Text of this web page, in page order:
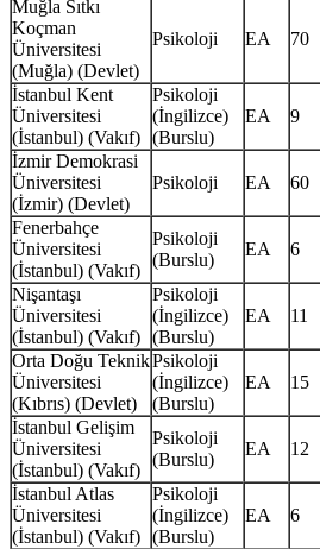
Muğla Sıtkı
Koçman
Üniversitesi
(Muğla) (Devlet)
Psikoloji EA 70
İstanbul Kent
Üniversitesi
(İstanbul) (Vakıf)
Psikoloji
(İngilizce)
(Burslu)
EA 9
İzmir Demokrasi
Üniversitesi
(İzmir) (Devlet)
Psikoloji EA 60
Fenerbahçe
Üniversitesi
(İstanbul) (Vakıf)
Psikoloji
(Burslu)
EA 6
Nişantaşı
Üniversitesi
(İstanbul) (Vakıf)
Psikoloji
(İngilizce)
(Burslu)
EA 11
Orta Doğu Teknik
Üniversitesi
(Kıbrıs) (Devlet)
Psikoloji
(İngilizce)
(Burslu)
EA 15
İstanbul Gelişim
Üniversitesi
(İstanbul) (Vakıf)
Psikoloji
(Burslu)
EA 12
İstanbul Atlas
Üniversitesi
(İstanbul) (Vakıf)
Psikoloji
(İngilizce)
(Burslu)
EA 6